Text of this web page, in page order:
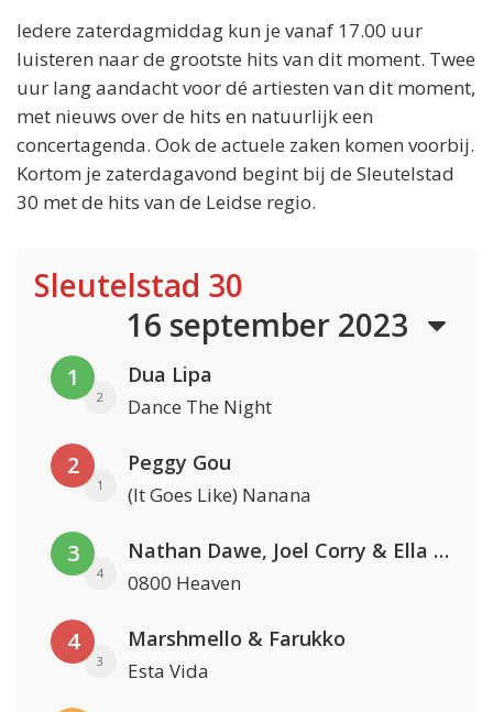
Iedere zaterdagmiddag kun je vanaf 17.00 uur
luisteren naar de grootste hits van dit moment. Twee
uur lang aandacht voor dé artiesten van dit moment,
met nieuws over de hits en natuurlijk een
concertagenda. Ook de actuele zaken komen voorbij.
Kortom je zaterdagavond begint bij de Sleutelstad
30 met de hits van de Leidse regio.
Sleutelstad 30
16 september 2023
1
2
Dua Lipa
Dance The Night
2
1
Peggy Gou
(It Goes Like) Nanana
3
4
Nathan Dawe, Joel Corry & Ella Henderson
0800 Heaven
4
3
Marshmello & Farukko
Esta Vida